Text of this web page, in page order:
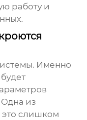
работу и
Именно
из
слишком